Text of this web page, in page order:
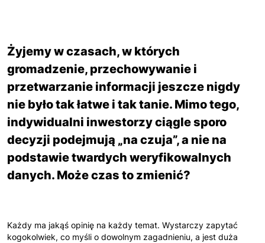
Żyjemy w czasach, w których
gromadzenie, przechowywanie i
przetwarzanie informacji jeszcze nigdy
nie było tak łatwe i tak tanie. Mimo tego,
indywidualni inwestorzy ciągle sporo
decyzji podejmują „na czuja”, a nie na
podstawie twardych weryfikowalnych
danych. Może czas to zmienić?
Każdy ma jakąś opinię na każdy temat. Wystarczy zapytać
kogokolwiek, co myśli o dowolnym zagadnieniu, a jest duża